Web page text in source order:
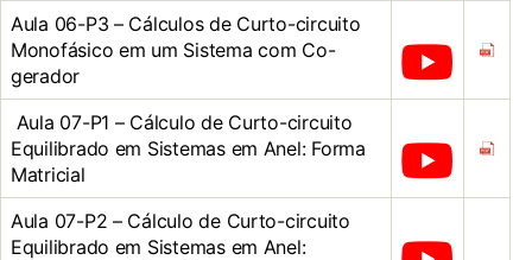
Aula 06-P3 – Cálculos de Curto-circuito
Monofásico em um Sistema com Co-
gerador
Aula 07-P1 – Cálculo de Curto-circuito
Equilibrado em Sistemas em Anel: Forma
Matricial
Aula 07-P2 – Cálculo de Curto-circuito
Equilibrado em Sistemas em Anel: